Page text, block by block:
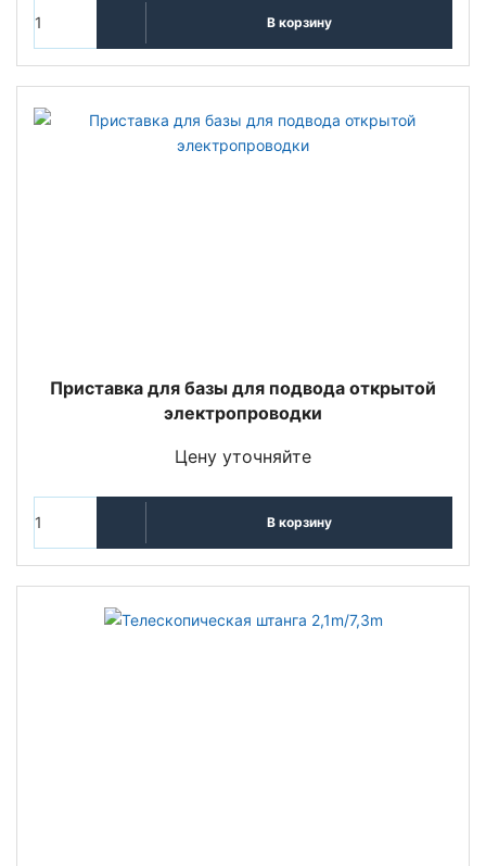
В корзину
Приставка для базы для подвода открытой
электропроводки
Цену уточняйте
В корзину